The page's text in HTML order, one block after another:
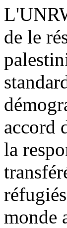
de le
accord
la
monde